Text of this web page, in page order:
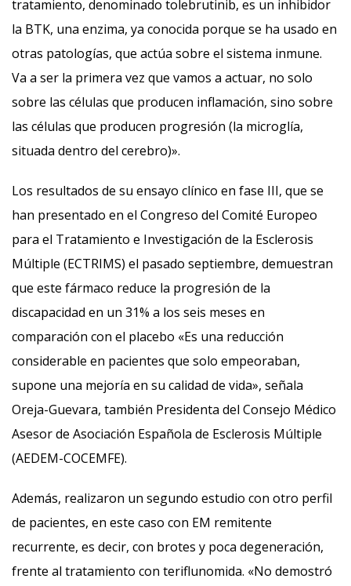
tratamiento, denominado tolebrutinib, es un inhibidor
la BTK, una enzima, ya conocida porque se ha usado en
otras patologías, que actúa sobre el sistema inmune.
Va a ser la primera vez que vamos a actuar, no solo
sobre las células que producen inflamación, sino sobre
las células que producen progresión (la microglía,
situada dentro del cerebro)».
Los resultados de su ensayo clínico en fase III, que se
han presentado en el Congreso del Comité Europeo
para el Tratamiento e Investigación de la Esclerosis
Múltiple (ECTRIMS) el pasado septiembre, demuestran
que este fármaco reduce la progresión de la
discapacidad en un 31% a los seis meses en
comparación con el placebo «Es una reducción
considerable en pacientes que solo empeoraban,
supone una mejoría en su calidad de vida», señala
Oreja-Guevara, también Presidenta del Consejo Médico
Asesor de Asociación Española de Esclerosis Múltiple
(AEDEM-COCEMFE).
Además, realizaron un segundo estudio con otro perfil
de pacientes, en este caso con EM remitente
recurrente, es decir, con brotes y poca degeneración,
frente al tratamiento con teriflunomida. «No demostró